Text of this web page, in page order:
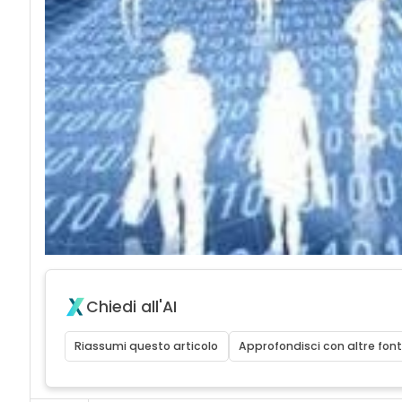
Chiedi all'AI
Riassumi questo articolo Approfondisci con altre